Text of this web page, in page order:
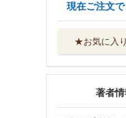
現在ご注文
★お気に入
著者情